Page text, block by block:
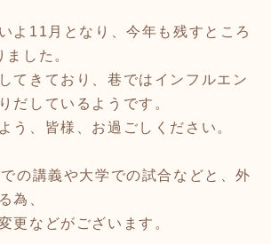
よ11月となり、今年も残すところ
した。
てきており、巷ではインフルエン
だしているようです。
う、皆様、お過ごしください。
の講義や大学での試合などと、外
為、
更などがございます。